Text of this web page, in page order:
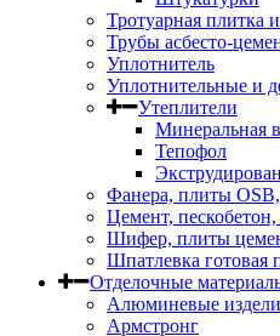
Тротуарная плитка
Трубы асбесто-
Уплотнитель
Уплотнительные и
Утеплители
Минеральная
Тепофол
Фанера, плиты
Цемент,
Шифер, плиты
Шпатлевка готовая
Отделочные
Алюминевые
Армстронг